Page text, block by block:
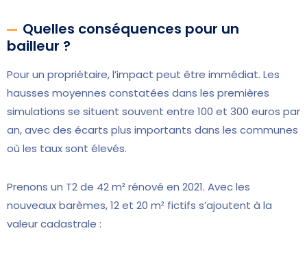
Quelles conséquences pour un
bailleur ?
Pour un propriétaire, l’impact peut être immédiat. Les
hausses moyennes constatées dans les premières
simulations se situent souvent entre 100 et 300 euros par
an, avec des écarts plus importants dans les communes
où les taux sont élevés.
Prenons un T2 de 42 m² rénové en 2021. Avec les
nouveaux barèmes, 12 et 20 m² fictifs s’ajoutent à la
valeur cadastrale :